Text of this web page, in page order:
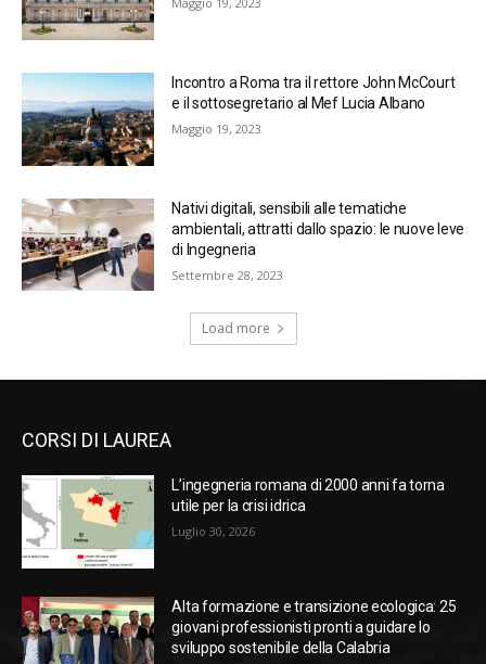
Incontro a Roma tra il rettore John McCourt
e il sottosegretario al Mef Lucia Albano
Maggio 19, 2023
Nativi digitali, sensibili alle tematiche
ambientali, attratti dallo spazio: le nuove leve
di Ingegneria
Settembre 28, 2023
Load more
CORSI DI LAUREA
L’ingegneria romana di 2000 anni fa torna
utile per la crisi idrica
Luglio 30, 2026
Alta formazione e transizione ecologica: 25
giovani professionisti pronti a guidare lo
sviluppo sostenibile della Calabria